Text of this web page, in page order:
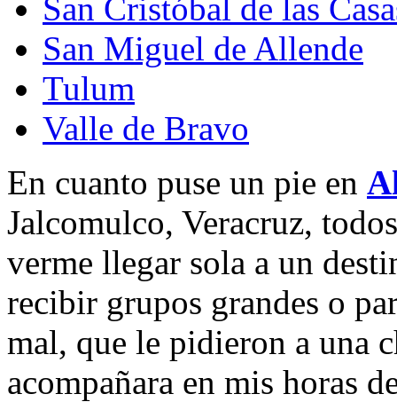
San Cristóbal de las
San Miguel de Allende
Tulum
Valle de Bravo
En cuanto puse un pie en
Jalcomulco, Veracruz,
verme llegar sola a un
recibir grupos grandes o
mal, que le pidieron a una
acompañara en mis horas